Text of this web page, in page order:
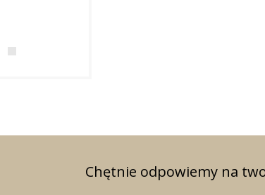
Chętnie odpowiemy na